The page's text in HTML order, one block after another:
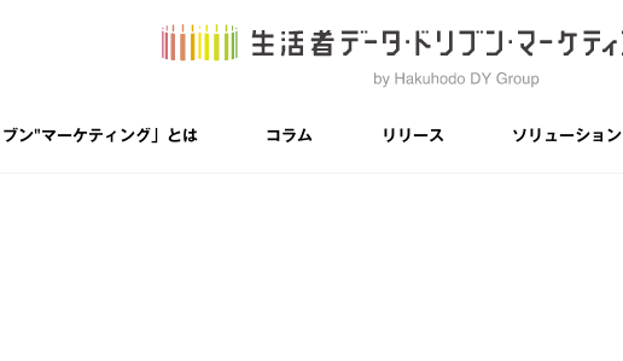
ブン"マーケティング」とは コラム リリース ソリューション